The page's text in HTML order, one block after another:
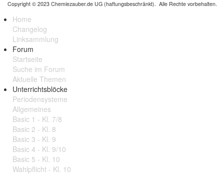
Copyright © 2023 Chemiezauber.de UG (haftungsbeschränkt). Alle Rechte vorbehalten.
Home
Changelog
Linksammlung
Forum
Startseite
Suche im Forum
Aktuelle Themen
Unterrichtsblöcke
Periodensysteme
Allgemeines
Basic 1 - Kl. 7/8
Basic 2 - Kl. 8
Basic 3 - Kl. 9
Basic 4 - Kl. 9/10
Basic 5 - Kl. 10
Wahlpflicht - Kl. 10